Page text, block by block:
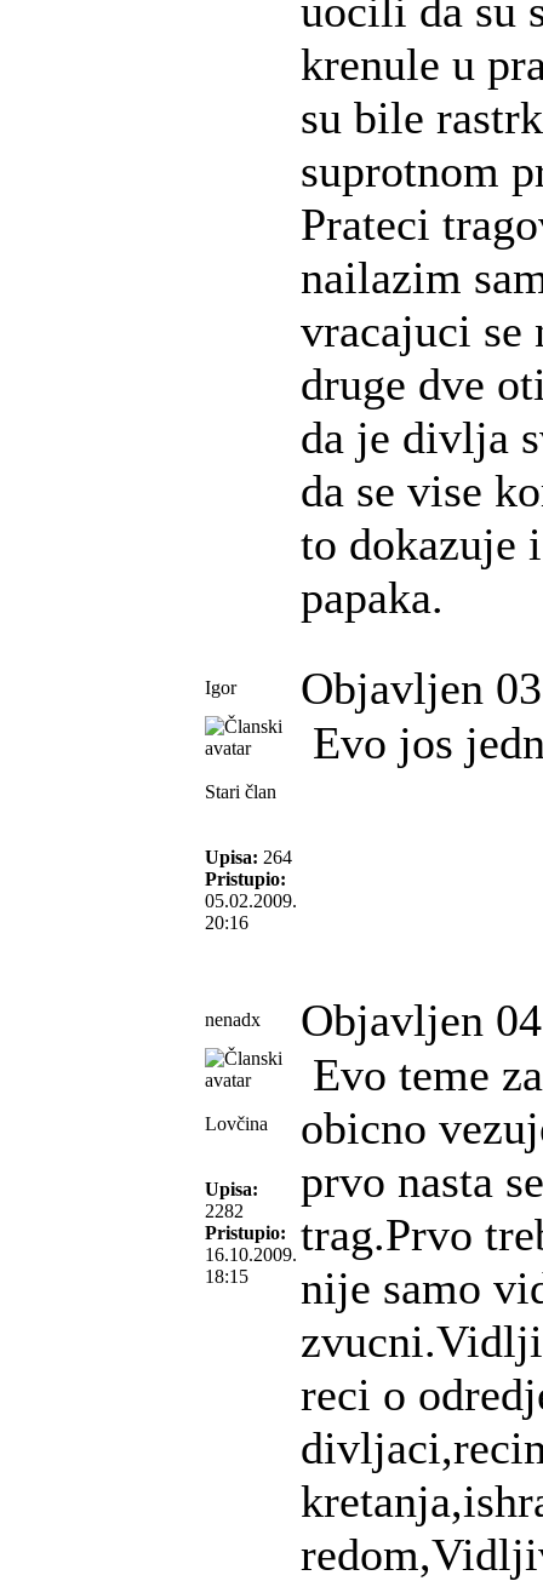
uocili da su
krenule u
su bile
suprotnom
Prateci
nailazim
vracajuci se
druge dve
da je divlja
da se vise
to dokazuje
papaka.
Igor Objavljen
Stari član
Upisa: 264
Pristupio:
05.02.2009.
20:16
Evo jos
nenadx Objavljen
Lovčina
Upisa:
2282
Pristupio:
16.10.2009.
18:15
Evo teme
obicno
prvo nasta
trag.Prvo
nije samo
reci o